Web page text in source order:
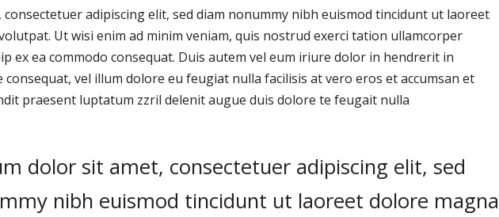
adipiscing elit, sed diam nonummy nibh euismod tincidunt ut laoreet
Ut wisi enim ad minim veniam, quis nostrud exerci tation ullamcorper
ex ea commodo consequat. Duis autem vel eum iriure dolor in hendrerit in
vel illum dolore eu feugiat nulla facilisis at vero eros et accumsan et
praesent luptatum zzril delenit augue duis dolore te feugait nulla
dolor sit amet, consectetuer adipiscing elit, sed
nibh euismod tincidunt ut laoreet dolore magna